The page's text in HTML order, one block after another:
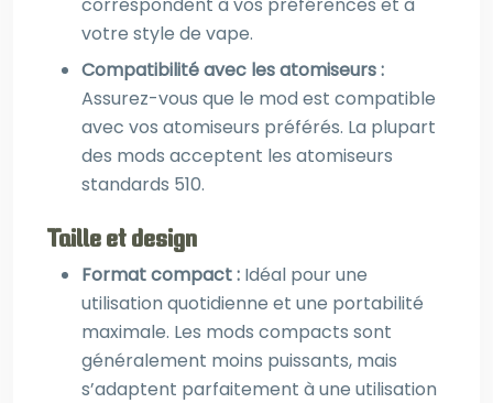
votre style de vape.
Compatibilité avec les atomiseurs :
Assurez-vous que le mod est compatible
avec vos atomiseurs préférés. La plupart
des mods acceptent les atomiseurs
standards 510.
Taille et design
Format compact : Idéal pour une
utilisation quotidienne et une portabilité
maximale. Les mods compacts sont
généralement moins puissants, mais
s’adaptent parfaitement à une utilisation